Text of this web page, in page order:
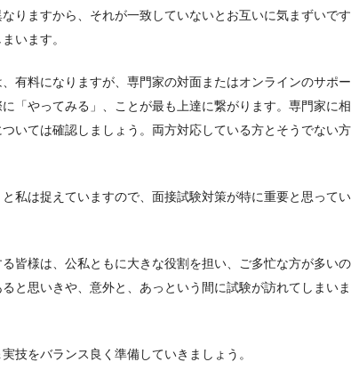
りますから、それが一致していないとお互いに気まずいです
います。
有料になりますが、専門家の対面またはオンラインのサポー
「やってみる」、ことが最も上達に繋がります。専門家に相
いては確認しましょう。両方対応している方とそうでない方
私は捉えていますので、面接試験対策が特に重要と思ってい
皆様は、公私ともに大きな役割を担い、ご多忙な方が多いの
と思いきや、意外と、あっという間に試験が訪れてしまいま
技をバランス良く準備していきましょう。